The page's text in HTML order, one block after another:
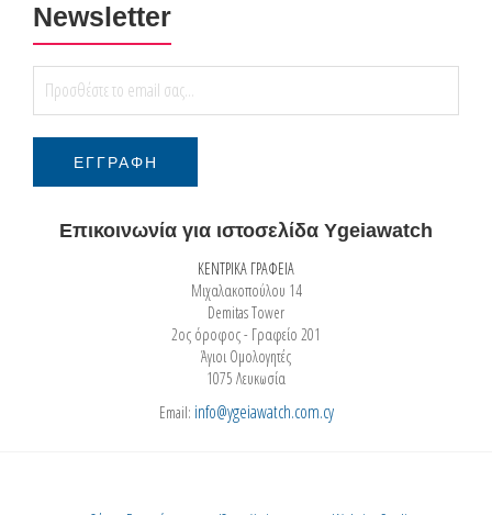
Newsletter
Επικοινωνία για ιστοσελίδα Ygeiawatch
ΚΕΝΤΡΙΚΑ ΓΡΑΦΕΙΑ
Μιχαλακοπούλου 14
Demitas Tower
2ος όροφος - Γραφείο 201
Άγιοι Ομολογητές
1075 Λευκωσία
Email: info@ygeiawatch.com.cy